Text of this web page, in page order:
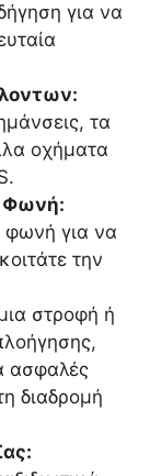
για να
τα
οχήματα
Φωνή:
φωνή για να
την
στροφή ή
ασφαλές
διαδρομή